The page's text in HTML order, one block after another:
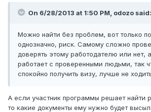
On 6/28/2013 at 1:50 PM, odozo said:
Можно найти без проблем, вот только
однозначно, риск. Самому сложно
доверять этому работодателю или нет,
работает с проверенными людьми, так
спокойно получить визу, лучше не
А если участник программы решает найти
то какие документы ему нужно будет